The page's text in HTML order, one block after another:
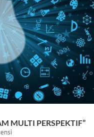
MULTI PERSPEKTIF”